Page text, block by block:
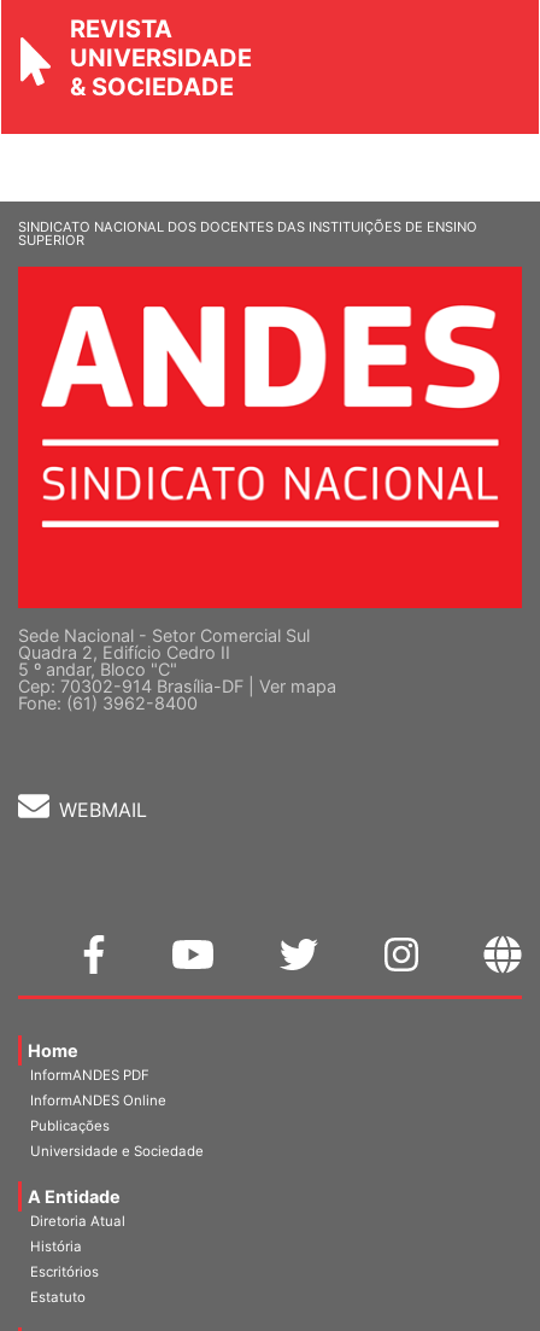
REVISTA
UNIVERSIDADE
& SOCIEDADE
SINDICATO NACIONAL DOS DOCENTES DAS INSTITUIÇÕES DE ENSINO
SUPERIOR
Sede Nacional - Setor Comercial Sul
Quadra 2, Edifício Cedro II
5 º andar, Bloco "C"
Cep: 70302-914 Brasília-DF | Ver mapa
Fone: (61) 3962-8400
WEBMAIL
Home
InformANDES PDF
InformANDES Online
Publicações
Universidade e Sociedade
A Entidade
Diretoria Atual
História
Escritórios
Estatuto